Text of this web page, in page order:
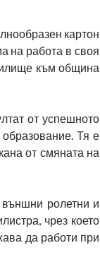
картон
на работа в своя
към община
от успешното
Тя е
от смяната на
ролетни и
чрез което
да работи при